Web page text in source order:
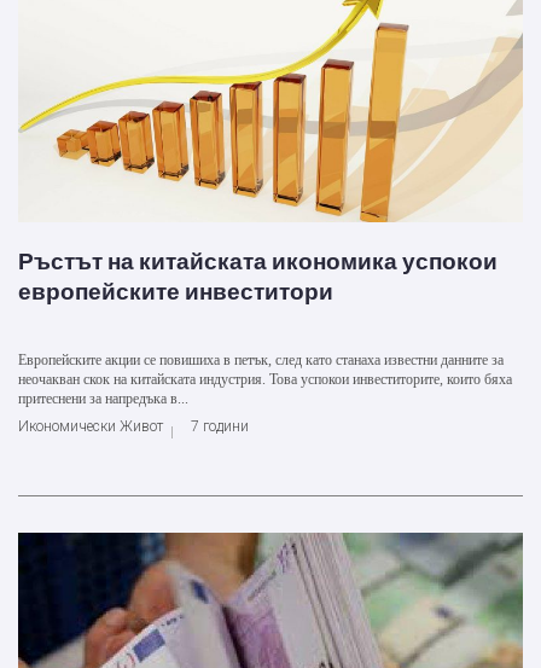
Ръстът на китайската икономика успокои
европейските инвеститори
Европейските акции се повишиха в петък, след като станаха известни данните за
неочакван скок на китайската индустрия. Това успокои инвеститорите, които бяха
притеснени за напредъка в...
Икономически Живот
7 години